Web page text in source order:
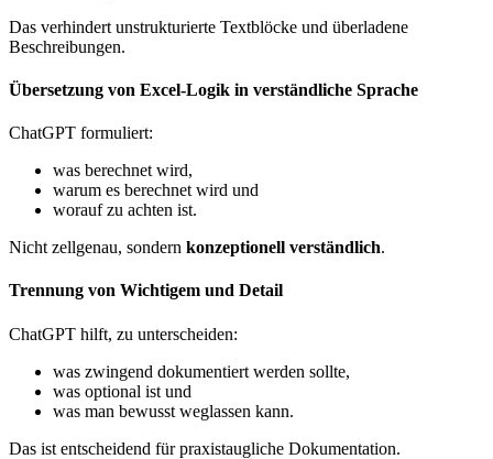
Das verhindert unstrukturierte Textblöcke und überladene
Beschreibungen.
Übersetzung von Excel-Logik in verständliche Sprache
ChatGPT formuliert:
was berechnet wird,
warum es berechnet wird und
worauf zu achten ist.
Nicht zellgenau, sondern konzeptionell verständlich.
Trennung von Wichtigem und Detail
ChatGPT hilft, zu unterscheiden:
was zwingend dokumentiert werden sollte,
was optional ist und
was man bewusst weglassen kann.
Das ist entscheidend für praxistaugliche Dokumentation.